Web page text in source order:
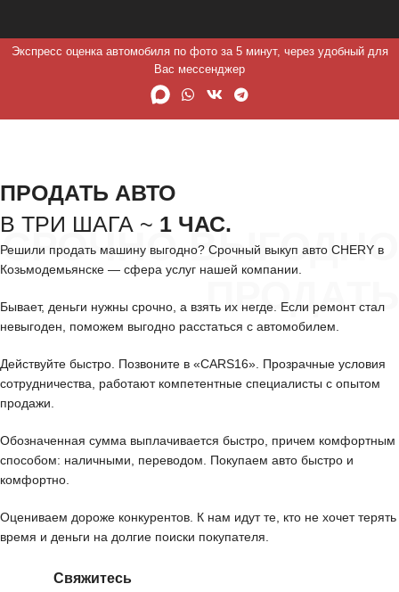
Экспресс оценка автомобиля по фото за 5 минут, через удобный для
Вас мессенджер
СРОЧНО ВЫГОДНО
ПРОДАТЬ
ПРОДАТЬ АВТО
В ТРИ ШАГА ~ 1 ЧАС.
Решили продать машину выгодно? Срочный выкуп авто CHERY в
Козьмодемьянске — сфера услуг нашей компании.
Бывает, деньги нужны срочно, а взять их негде. Если ремонт стал
невыгоден, поможем выгодно расстаться с автомобилем.
Действуйте быстро. Позвоните в «CARS16». Прозрачные условия
сотрудничества, работают компетентные специалисты с опытом
продажи.
Обозначенная сумма выплачивается быстро, причем комфортным
способом: наличными, переводом. Покупаем авто быстро и
комфортно.
Оцениваем дороже конкурентов. К нам идут те, кто не хочет терять
время и деньги на долгие поиски покупателя.
Свяжитесь